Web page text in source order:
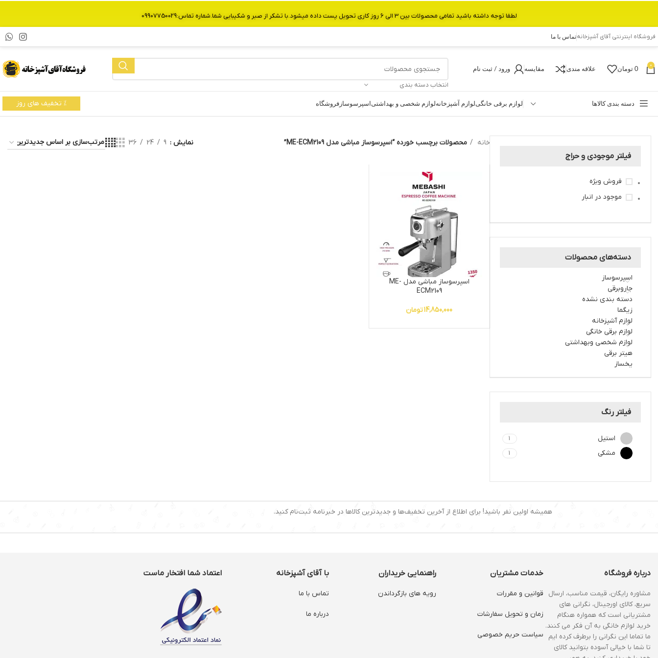
فروشگاه اینترنتی آقای آشپزخانهتماس با ما
0
0 تومان علاقه مندی مقایسه ورود / ثبت نام
انتخاب دسته بندی
دسته بندی کالاها لوازم برقی خانگیلوازم آشپزخانهلوازم شخصی و بهداشتی اسپرسوساز فروشگاه % تخفیف های روز
فیلتر موجودی و حراج
فروش ویژه
موجود در انبار
دسته‌های محصولات
اسپرسوساز
جاروبرقی
دسته بندی نشده
زیگما
لوازم آشپزخانه
لوازم برقی خانگی
لوازم شخصی وبهداشتی
هیتر برقی
یخساز
فیلتر رنگ
استیل 1
مشکی 1
خانه محصولات برچسب خورده “اسپرسوساز مباشی مدل ME-ECM2109” نمایش 9
24
36
اسپرسوساز مباشی مدل ME-
ECM2109
14,850,000تومان
همیشه اولین نفر باشید! برای اطلاع از آخرین تخفیف‌ها و جدیدترین کالاها در خبرنامه ثبت‌نام کنید.
درباره فروشگاه
مشاوره رایگان، قیمت مناسب، ارسال
سریع، کالای اورجینال، نگرانی های
مشتریانی است که همواره هنگام
خرید لوازم خانگی به آن فکر می کنند.
ما تماما این نگرانی را برطرف کرده ایم
تا شما با خیالی آسوده بتوانید کالای
خدمات مشتریان
قوانین و مقررات
زمان و‌ تحویل سفارشات
سیاست حریم خصوصی
راهنمایی خریداران
رویه های بازگرداندن
با آقای آشپزخانه
تماس با ما
درباره ما
اعتماد شما افتخار ماست
لطفا توجه داشته باشید تمامی محصولات بین 3 الی 6 روز کاری تحویل پست داده میشود.با تشکر از صبر و شکیبایی شما.شماره تماس:09907750029